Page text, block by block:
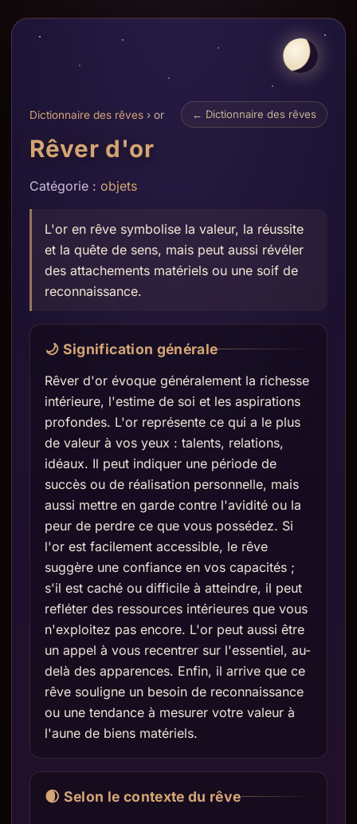
Dictionnaire des rêves › or ← Dictionnaire des rêves
Rêver d'or
Catégorie : objets
L'or en rêve symbolise la valeur, la réussite
et la quête de sens, mais peut aussi révéler
des attachements matériels ou une soif de
reconnaissance.
🌙 Signification générale
Rêver d'or évoque généralement la richesse
intérieure, l'estime de soi et les aspirations
profondes. L'or représente ce qui a le plus
de valeur à vos yeux : talents, relations,
idéaux. Il peut indiquer une période de
succès ou de réalisation personnelle, mais
aussi mettre en garde contre l'avidité ou la
peur de perdre ce que vous possédez. Si
l'or est facilement accessible, le rêve
suggère une confiance en vos capacités ;
s'il est caché ou difficile à atteindre, il peut
refléter des ressources intérieures que vous
n'exploitez pas encore. L'or peut aussi être
un appel à vous recentrer sur l'essentiel, au-
delà des apparences. Enfin, il arrive que ce
rêve souligne un besoin de reconnaissance
ou une tendance à mesurer votre valeur à
l'aune de biens matériels.
🌒 Selon le contexte du rêve